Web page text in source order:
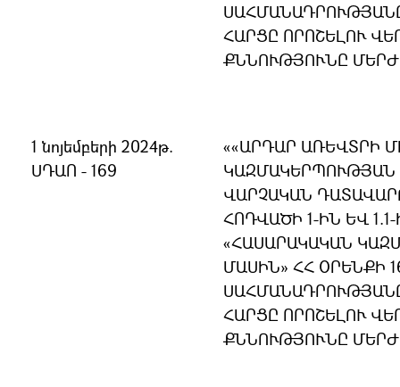
ՀԱՐՑԸ ՈՐՈՇԵԼՈՒ
ՔՆՆՈՒԹՅՈՒՆԸ
1 նոյեմբերի 2024թ.
ՍԴԱՈ - 169
ԱՐԴԱՐ ԱՌԵՎՏՐԻ
ԿԱԶՄԱԿԵՐՊՈՒԹՅԱՆ
ՎԱՐՉԱԿԱՆ
ՀՈԴՎԱԾԻ 1-ԻՆ ԵՎ
ՀԱՍԱՐԱԿԱԿԱՆ
ՄԱՍԻՆ» ՀՀ ՕՐԵՆՔԻ
ՀԱՐՑԸ ՈՐՈՇԵԼՈՒ
ՔՆՆՈՒԹՅՈՒՆԸ